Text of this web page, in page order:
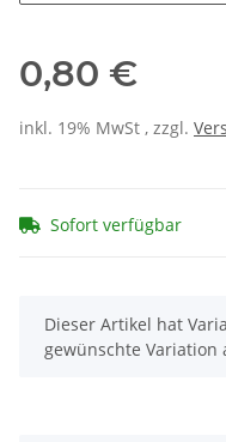
0,80 €
inkl. 19% MwSt , zzgl.
Sofort verfügbar
x
Dieser Artikel hat
gewünschte Variation